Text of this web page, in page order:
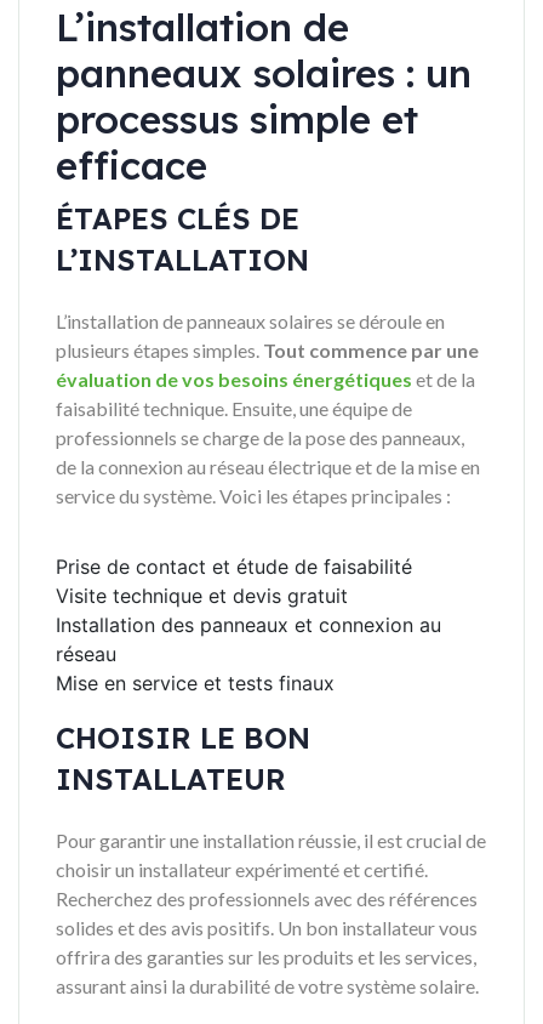
L’installation de
panneaux solaires : un
processus simple et
efficace
ÉTAPES CLÉS DE
L’INSTALLATION
L’installation de panneaux solaires se déroule en
plusieurs étapes simples. Tout commence par une
évaluation de vos besoins énergétiques et de la
faisabilité technique. Ensuite, une équipe de
professionnels se charge de la pose des panneaux,
de la connexion au réseau électrique et de la mise en
service du système. Voici les étapes principales :
Prise de contact et étude de faisabilité
Visite technique et devis gratuit
Installation des panneaux et connexion au
réseau
Mise en service et tests finaux
CHOISIR LE BON
INSTALLATEUR
Pour garantir une installation réussie, il est crucial de
choisir un installateur expérimenté et certifié.
Recherchez des professionnels avec des références
solides et des avis positifs. Un bon installateur vous
offrira des garanties sur les produits et les services,
assurant ainsi la durabilité de votre système solaire.